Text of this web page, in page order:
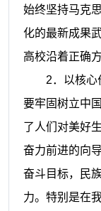
始终坚持马克
化的最新成果
高校沿着正确
2．以核
要牢固树立中
了人们对美好
奋力前进的向
奋斗目标，民
力。特别是在